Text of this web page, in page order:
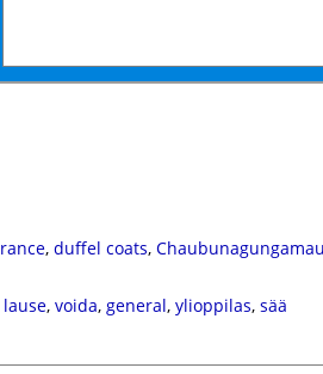
, duffel coats,
lause, voida, general, ylioppilas, sää